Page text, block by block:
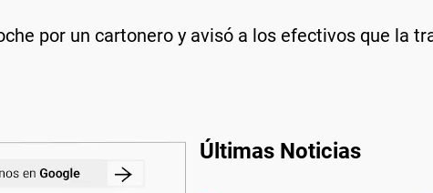
por un cartonero y avisó a los efectivos que la
Últimas Noticias